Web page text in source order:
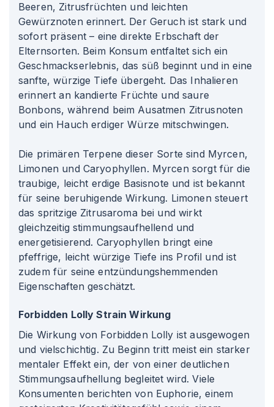
Beeren, Zitrusfrüchten und leichten
Gewürznoten erinnert. Der Geruch ist stark und
sofort präsent – eine direkte Erbschaft der
Elternsorten. Beim Konsum entfaltet sich ein
Geschmackserlebnis, das süß beginnt und in eine
sanfte, würzige Tiefe übergeht. Das Inhalieren
erinnert an kandierte Früchte und saure
Bonbons, während beim Ausatmen Zitrusnoten
und ein Hauch erdiger Würze mitschwingen.
Die primären Terpene dieser Sorte sind Myrcen,
Limonen und Caryophyllen. Myrcen sorgt für die
traubige, leicht erdige Basisnote und ist bekannt
für seine beruhigende Wirkung. Limonen steuert
das spritzige Zitrusaroma bei und wirkt
gleichzeitig stimmungsaufhellend und
energetisierend. Caryophyllen bringt eine
pfeffrige, leicht würzige Tiefe ins Profil und ist
zudem für seine entzündungshemmenden
Eigenschaften geschätzt.
Forbidden Lolly Strain Wirkung
Die Wirkung von Forbidden Lolly ist ausgewogen
und vielschichtig. Zu Beginn tritt meist ein starker
mentaler Effekt ein, der von einer deutlichen
Stimmungsaufhellung begleitet wird. Viele
Konsumenten berichten von Euphorie, einem